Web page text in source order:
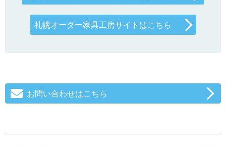
札幌オーダー家具工房サイトはこちら
お問い合わせはこちら